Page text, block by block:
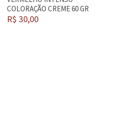
COLORAÇÃO CREME 60 GR
R$ 30,00